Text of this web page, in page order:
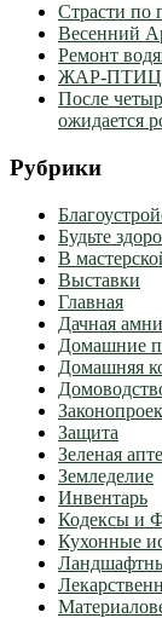
Страсти по
Весенний
Ремонт
ЖАР-
После
ожидается
Рубрики
Будьте
В
Выставки
Главная
Дачная
Домашние
Домашняя
Защита
Зеленая
Земледелие
Инвентарь
Кодексы и
Кухонные